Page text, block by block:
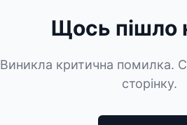
Щось пішло
Виникла критична помилка.
сторінку.